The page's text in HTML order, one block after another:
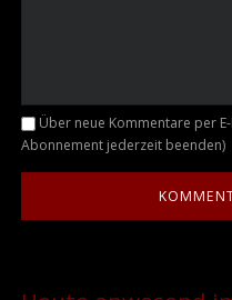
Kommentar
Über neue Kommentare per
Abonnement jederzeit beenden)